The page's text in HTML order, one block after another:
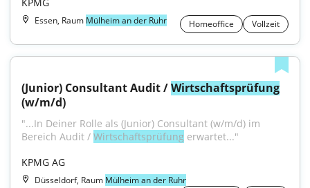
Essen, Raum Mülheim an der Ruhr Homeoffice Vollzeit
(Junior) Consultant Audit / Wirtschaftsprüfung
(w/m/d)
"...In Deiner Rolle als (Junior) Consultant (w/m/d) im
Bereich Audit / Wirtschaftsprüfung erwartet..."
KPMG AG
Düsseldorf, Raum Mülheim an der Ruhr